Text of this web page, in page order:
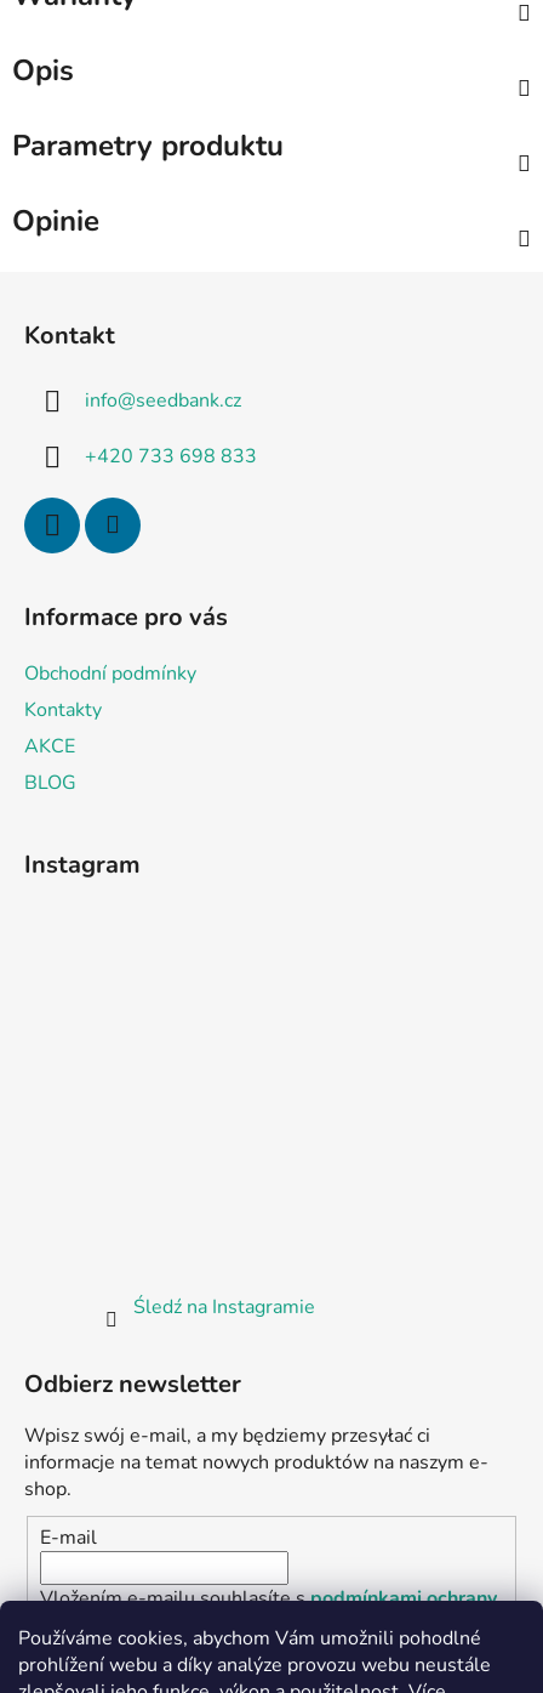
Používáme cookies, abychom Vám umožnili pohodlné
prohlížení webu a díky analýze provozu webu neustále
Opis
Parametry produktu
Opinie
Kontakt
info@seedbank.cz
+420 733 698 833
Informace pro vás
Obchodní podmínky
Kontakty
AKCE
BLOG
Instagram
Śledź na Instagramie
Odbierz newsletter
Wpisz swój e-mail, a my będziemy przesyłać ci
informacje na temat nowych produktów na naszym e-
shop.
E-mail
Vložením e-mailu souhlasíte spodmínkami ochrany
osobních údajů
ZALOGUJ SIĘ